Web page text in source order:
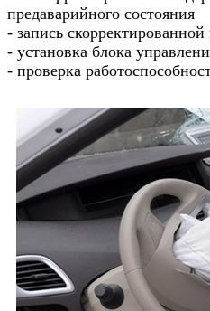
предаварийного состояния
- запись
- установка блока
- проверка